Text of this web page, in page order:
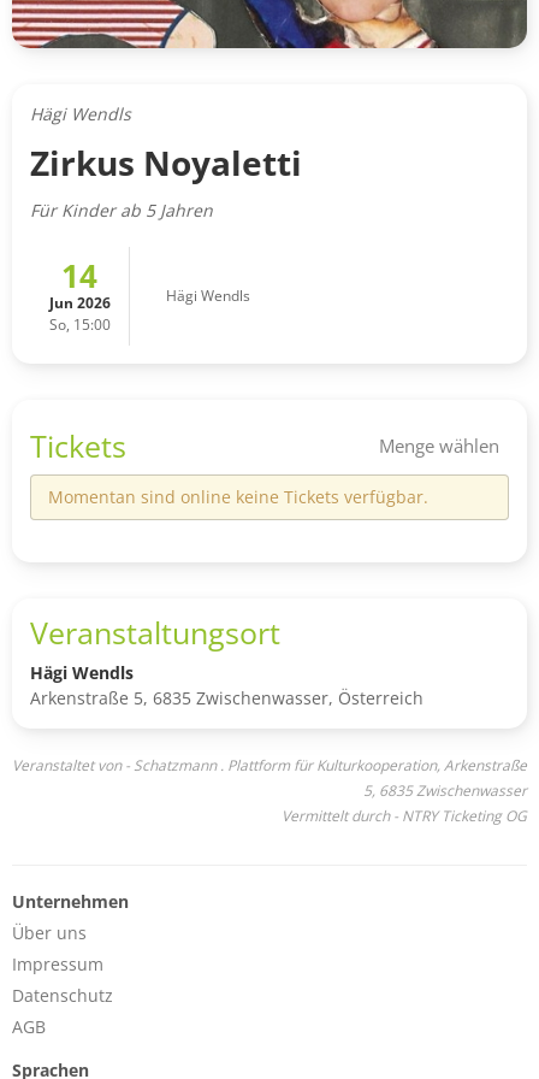
Hägi Wendls
Zirkus Noyaletti
Für Kinder ab 5 Jahren
14
Jun 2026
So, 15:00
Hägi Wendls
Tickets Menge wählen
Momentan sind online keine Tickets verfügbar.
Veranstaltungsort
Hägi Wendls
Arkenstraße 5, 6835 Zwischenwasser, Österreich
Veranstaltet von - Schatzmann . Plattform für Kulturkooperation, Arkenstraße
5, 6835 Zwischenwasser
Vermittelt durch - NTRY Ticketing OG
Unternehmen
Über uns
Impressum
Datenschutz
AGB
Sprachen